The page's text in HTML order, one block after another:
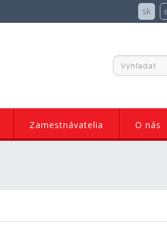
sk
Zamestnávatelia O nás